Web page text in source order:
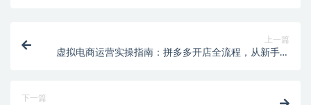
上一篇
虚拟电商运营实操指南：拼多多开店全流程，从新手入
下一篇